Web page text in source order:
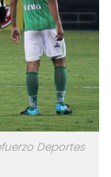
Deportes